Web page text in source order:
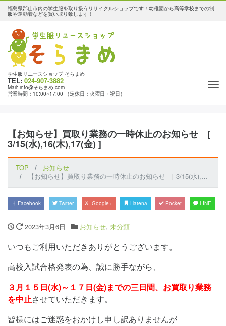
福島県郡山市内の学生服を取り扱うリサイクルショップです！幼稚園から高等学校までの制
服や運動着などを買い取り致します！
学生服リユースショップ そらまめ
TEL: 024-907-3882
Mail: info@そらまめ.com
営業時間：10:00~17:00 （定休日：火曜日・祝日）
【お知らせ】買取り業務の一時休止のお知らせ [
3/15(水),16(木),17(金) ]
TOP
お知らせ
【お知らせ】買取り業務の一時休止のお知らせ [ 3/15(水),16(木),17(金) ]
Facebook Twitter Google+ Hatena Pocket LINE
2023年3月6日 お知らせ, 未分類
いつもご利用いただきありがとうございます。
高校入試合格発表の為、誠に勝手ながら、
３月１５日(水)～１７日(金)までの三日間、お買取り業務
を中止させていただきます。
皆様にはご迷惑をおかけし申し訳ありませんが